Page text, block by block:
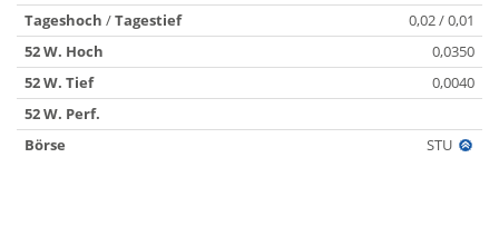
Tageshoch /Tagestief
0,02 / 0,01
52 W. Hoch
0,0350
52 W. Tief
0,0040
52 W. Perf.
Börse
STU